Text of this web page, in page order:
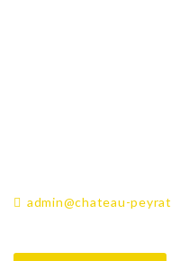
admin@chateau-peyrat